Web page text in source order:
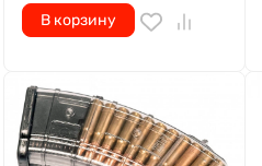
В корзину